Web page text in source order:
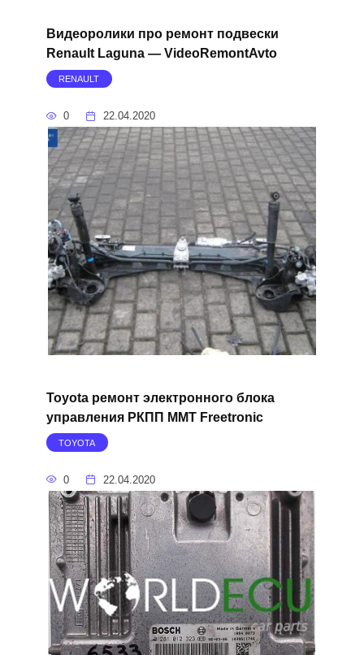
Видеоролики про ремонт подвески
Renault Laguna — VideoRemontAvto
RENAULT
0 22.04.2020
Toyota ремонт электронного блока
управления РКПП MMT Freetronic
TOYOTA
0 22.04.2020